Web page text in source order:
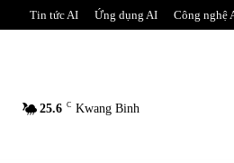
Tin tức AI Ứng dụng AI Công nghệ
25.6 C Kwang Binh